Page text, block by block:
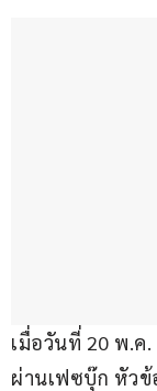
เมื่อวันที่ 20 พ.ค
ผ่านเฟซบุ๊ก หัวข้